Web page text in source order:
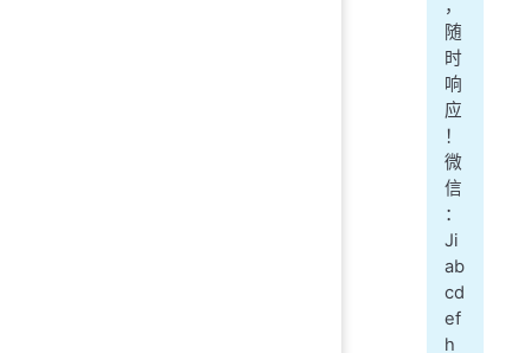
，
随
时
响
应
！
微
信
：
Ji
ab
cd
ef
h